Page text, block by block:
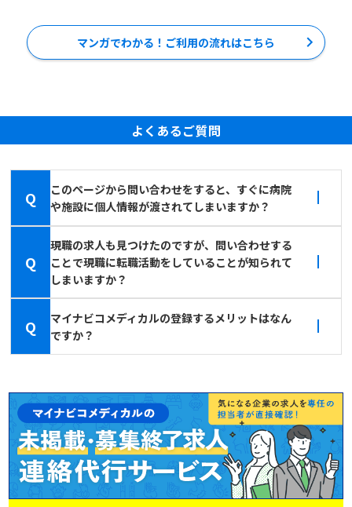
マンガでわかる！ご利用の流れはこちら
よくあるご質問
Q
このページから問い合わせをすると、すぐに病院
や施設に個人情報が渡されてしまいますか？
Q
現職の求人も見つけたのですが、問い合わせする
ことで現職に転職活動をしていることが知られて
しまいますか？
Q
マイナビコメディカルの登録するメリットはなん
ですか？